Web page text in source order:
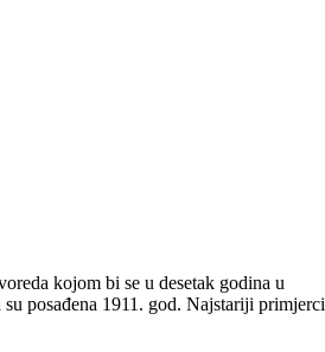
kojom bi se u desetak godina u
posađena 1911. god. Najstariji primjerci